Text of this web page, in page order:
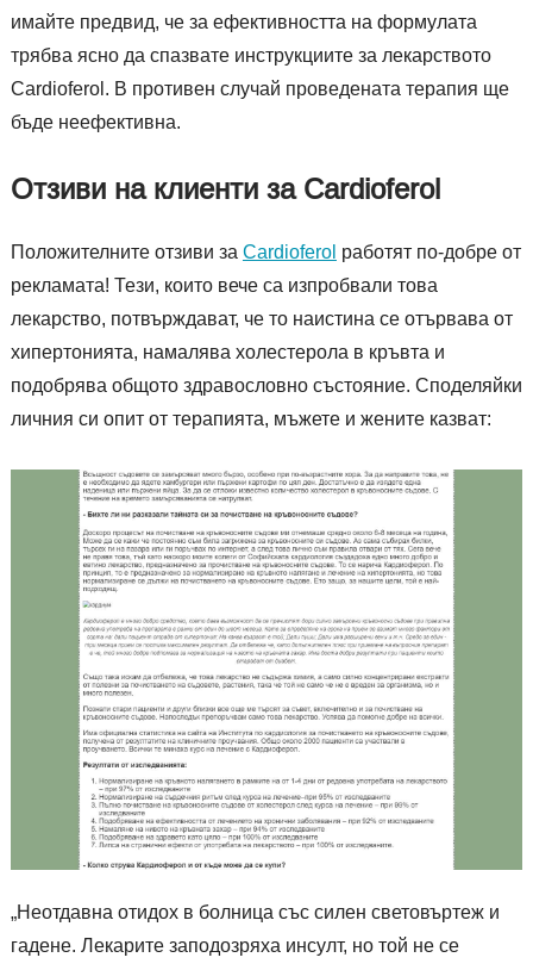
имайте предвид, че за ефективността на формулата
трябва ясно да спазвате инструкциите за лекарството
Cardioferol. В противен случай проведената терапия ще
бъде неефективна.
Отзиви на клиенти за Cardioferol
Положителните отзиви за Cardioferol работят по-добре от
рекламата! Тези, които вече са изпробвали това
лекарство, потвърждават, че то наистина се отървава от
хипертонията, намалява холестерола в кръвта и
подобрява общото здравословно състояние. Споделяйки
личния си опит от терапията, мъжете и жените казват:
„Неотдавна отидох в болница със силен световъртеж и
гадене. Лекарите заподозряха инсулт, но той не се